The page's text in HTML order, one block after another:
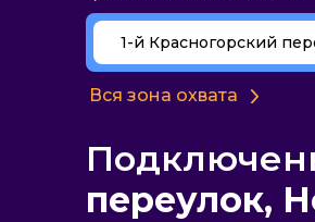
Вся зона охвата
переулок,